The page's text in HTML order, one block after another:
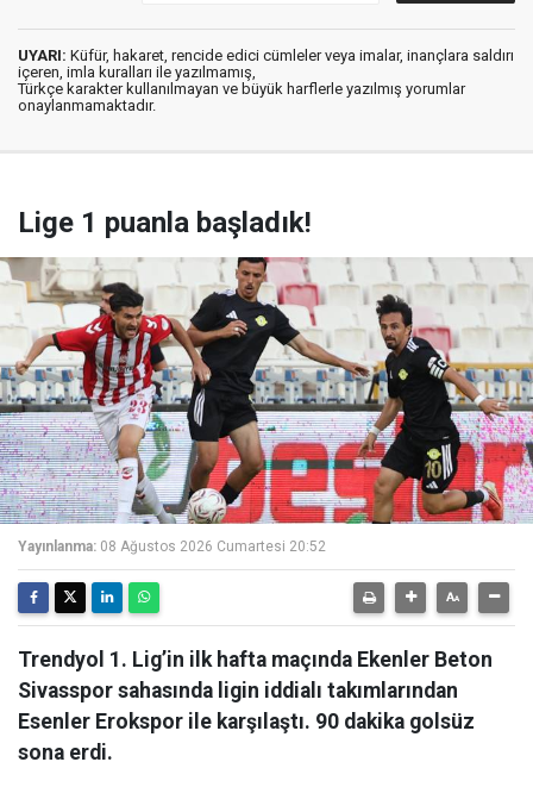
UYARI: Küfür, hakaret, rencide edici cümleler veya imalar, inançlara saldırı
içeren, imla kuralları ile yazılmamış,
Türkçe karakter kullanılmayan ve büyük harflerle yazılmış yorumlar
onaylanmamaktadır.
Lige 1 puanla başladık!
Yayınlanma: 08 Ağustos 2026 Cumartesi 20:52
Trendyol 1. Lig’in ilk hafta maçında Ekenler Beton
Sivasspor sahasında ligin iddialı takımlarından
Esenler Erokspor ile karşılaştı. 90 dakika golsüz
sona erdi.